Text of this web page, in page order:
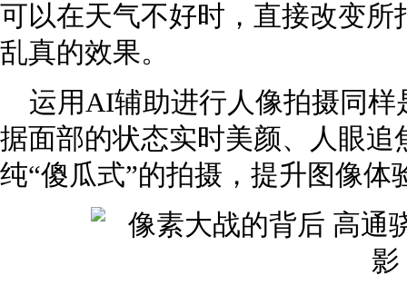
可以在天气不好时，直接改变
乱真的效果。
运用AI辅助进行人像拍摄同样
据面部的状态实时美颜、人眼
纯“傻瓜式”的拍摄，提升图像体